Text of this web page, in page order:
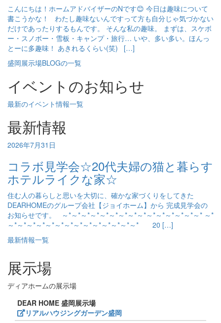
こんにちは！ホームアドバイザーのNです😊 今日は趣味について
書こうかな！ わたし趣味ないんですって方も自分じゃ気づかない
だけであったりするもんです。 そんな私の趣味。 まずは、スケボ
ー・スノボー・雪板・キャンプ・旅行… いや、多い多い。ほんっ
とーに多趣味！ あきれるくらい(笑) […]
盛岡展示場BLOGの一覧
イベントのお知らせ
最新のイベント情報一覧
最新情報
2026年7月31日
コラボ見学会☆20代夫婦の猫と暮らす
ホテルライクな家☆
住む人の暮らしと思いを大切に、確かな家づくりをしてきた
DEARHOMEのグループ会社【ジョイホーム】から 完成見学会の
お知らせです。 ～*～*～*～*～*～*～*～*～*～*～*～*～*～*～* ～*
～*～*～*～*～*～*～*～*～*～*～*～*～*～* 20 […]
最新情報一覧
展示場
ディアホームの展示場
DEAR HOME 盛岡展示場
リアルハウジングガーデン盛岡